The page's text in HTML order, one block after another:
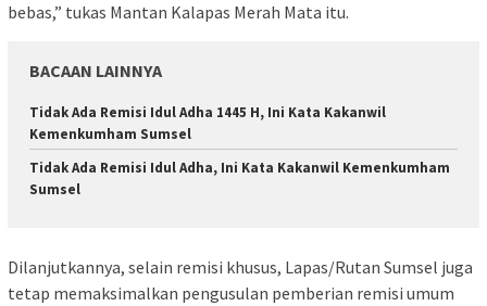
bebas,” tukas Mantan Kalapas Merah Mata itu.
BACAAN LAINNYA
Tidak Ada Remisi Idul Adha 1445 H, Ini Kata Kakanwil
Kemenkumham Sumsel
Tidak Ada Remisi Idul Adha, Ini Kata Kakanwil Kemenkumham
Sumsel
Dilanjutkannya, selain remisi khusus, Lapas/Rutan Sumsel juga
tetap memaksimalkan pengusulan pemberian remisi umum